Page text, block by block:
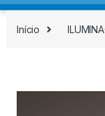
Início